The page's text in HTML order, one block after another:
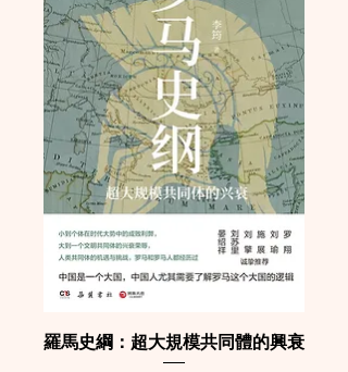
羅馬史綱：超大規模共同體的興衰